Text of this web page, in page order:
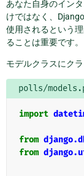
あなた自身のイン
けではなく、
使用されるという
ることは重要です。
モデルクラスにク
polls/
import
from
from